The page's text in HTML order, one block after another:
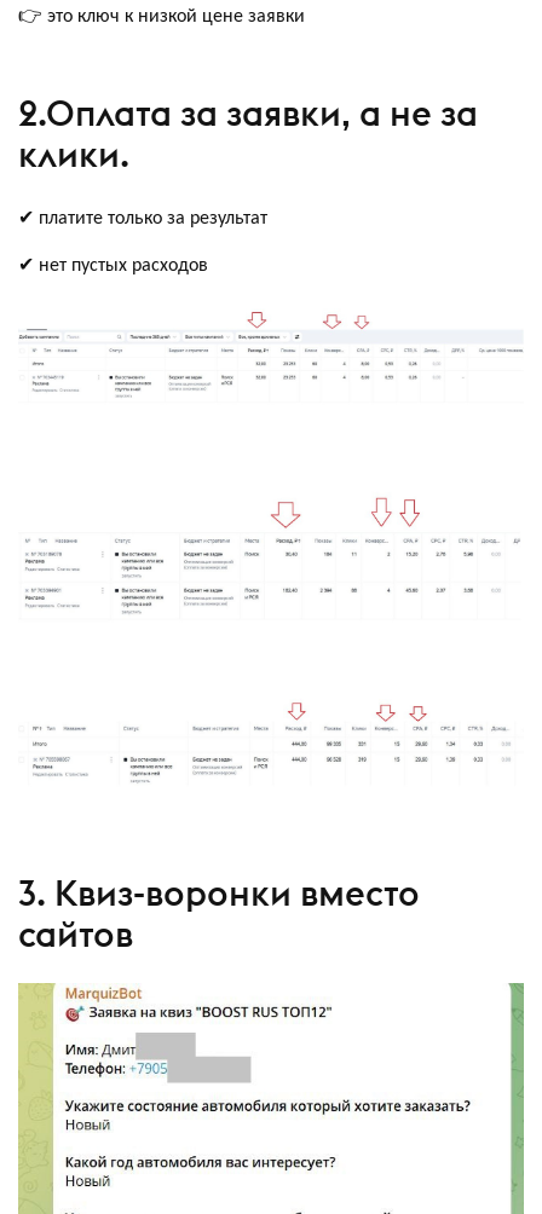
👉 это ключ к низкой цене заявки
2.Оплата за заявки, а не за
клики.
✔ платите только за результат
✔ нет пустых расходов
3. Квиз-воронки вместо
сайтов